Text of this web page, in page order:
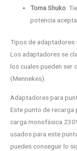
Toma Shuko:
potencia
Tipos de adaptadores
Los adaptadores se
los cuales pueden ser
(Mennekes).
Adaptadores para
Este punto de recarga
carga monofásica
usados para este
puedes conseguir lo